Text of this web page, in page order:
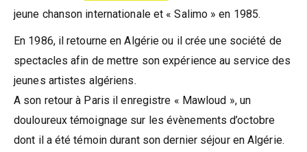
jeune chanson internationale et « Salimo » en 1985.
En 1986, il retourne en Algérie ou il crée une société de
spectacles afin de mettre son expérience au service des
jeunes artistes algériens.
A son retour à Paris il enregistre « Mawloud », un
douloureux témoignage sur les évènements d’octobre
dont il a été témoin durant son dernier séjour en Algérie.